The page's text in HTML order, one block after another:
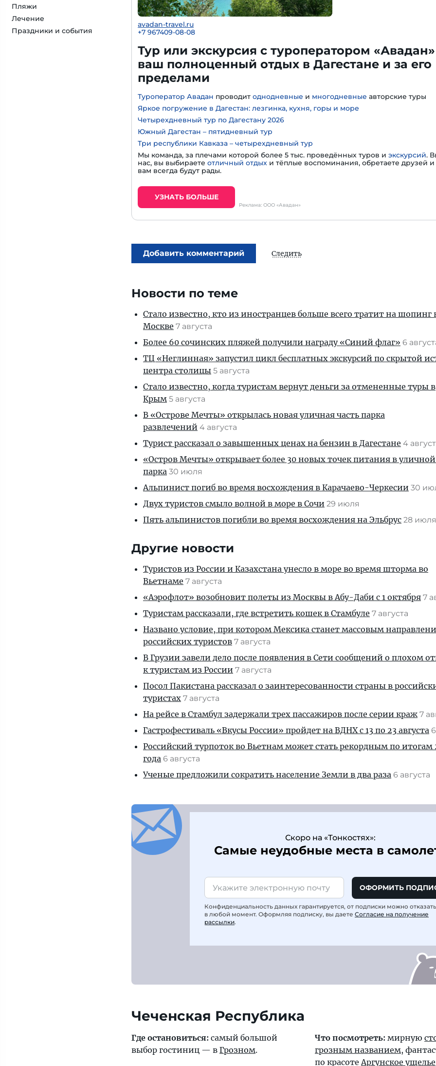
Пляжи
Лечение
Праздники и события
avadan-travel.ru
+7 967409-08-08
Тур или экскурсия с туроператором «Авадан»
ваш полноценный отдых в Дагестане и за его
пределами
Туроператор Авадан проводит однодневные и многодневные авторские туры
Яркое погружение в Дагестан: лезгинка, кухня, горы и море
Четырехдневный тур по Дагестану 2026
Южный Дагестан – пятидневный тур
Три республики Кавказа – четырехдневный тур
Мы команда, за плечами которой более 5 тыс. проведённых туров и экскурсий.
нас, вы выбираете отличный отдых и тёплые воспоминания, обретаете друзей и
вам всегда будут рады.
УЗНАТЬ БОЛЬШЕ
Реклама: ООО «Авадан»
Добавить комментарий Следить
Новости по теме
Стало известно, кто из иностранцев больше всего тратит на шопинг
Москве 7 августа
Более 60 сочинских пляжей получили награду «Синий флаг» 6
ТЦ «Неглинная» запустил цикл бесплатных экскурсий по скрытой
центра столицы 5 августа
Стало известно, когда туристам вернут деньги за отмененные туры в
Крым 5 августа
В «Острове Мечты» открылась новая уличная часть парка
развлечений 4 августа
Турист рассказал о завышенных ценах на бензин в Дагестане 4
«Остров Мечты» открывает более 30 новых точек питания в уличной
парка 30 июля
Альпинист погиб во время восхождения в Карачаево-Черкесии 30
Двух туристов смыло волной в море в Сочи 29 июля
Пять альпинистов погибли во время восхождения на Эльбрус 28 июля
Другие новости
Туристов из России и Казахстана унесло в море во время шторма во
Вьетнаме 7 августа
«Аэрофлот» возобновит полеты из Москвы в Абу-Даби с 1 октября 7
Туристам рассказали, где встретить кошек в Стамбуле 7 августа
Названо условие, при котором Мексика станет массовым
российских туристов 7 августа
В Грузии завели дело после появления в Сети сообщений о плохом
к туристам из России 7 августа
Посол Пакистана рассказал о заинтересованности страны в
туристах 7 августа
На рейсе в Стамбул задержали трех пассажиров после серии краж 7
Гастрофестиваль «Вкусы России» пройдет на ВДНХ с 13 по 23 августа
Российский турпоток во Вьетнам может стать рекордным по итогам
года 6 августа
Ученые предложили сократить население Земли в два раза 6 августа
Скоро на «Тонкостях»:
Самые неудобные места в
ОФОРМИТЬ
Конфиденциальность данных гарантируется, от подписки можно
в любой момент. Оформляя подписку, вы даете Согласие на получение
рассылки.
Чеченская Республика
Где остановиться: самый большой
выбор гостиниц — в Грозном.
Что посмотреть: мирную
грозным названием,
по красотеАргунское ущелье